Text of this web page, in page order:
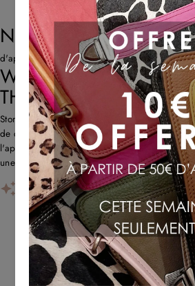
NOS AVIS CLIENTS
d'après 667 avis
WHAT CUSTOMERS
THE STORE
Store propose des sacs en cuir uniques et
de qualité et une livraison rapide. Les clients
l'approche écologique et le service client
une forte odeur de cuir au début et des
AI-GENERATED FROM
TU POURRAIS